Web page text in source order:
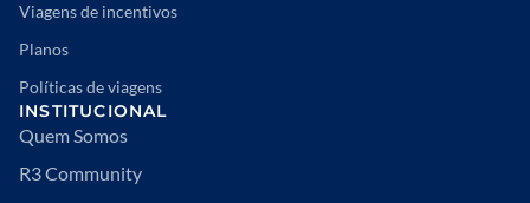
Viagens de incentivos
Planos
Políticas de viagens
INSTITUCIONAL
Quem Somos
R3 Community